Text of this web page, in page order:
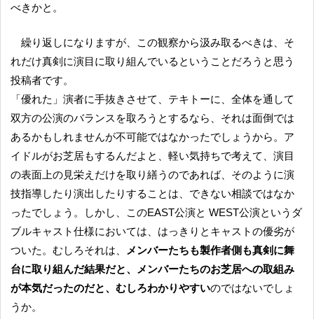
べきかと。
繰り返しになりますが、この観察から汲み取るべきは、そ
れだけ真剣に演目に取り組んでいるということだろうと思う
投稿者です。
「優れた」演者に手抜きさせて、テキトーに、全体を通して
双方の公演のバランスを取ろうとするなら、それは面倒では
あるかもしれませんが不可能ではなかったでしょうから。ア
イドルがお芝居もするんだよと、軽い気持ちで考えて、演目
の表面上の見栄えだけを取り繕うのであれば、そのように演
技指導したり演出したりすることは、できない相談ではなか
ったでしょう。しかし、このEAST公演と WEST公演というダ
ブルキャスト仕様においては、はっきりとキャストの優劣が
ついた。むしろそれは、
メンバーたちも製作者側も真剣に舞
台に取り組んだ結果だと、メンバーたちのお芝居への取組み
が本気だったのだと、むしろわかりやすいのではないでしょ
うか。